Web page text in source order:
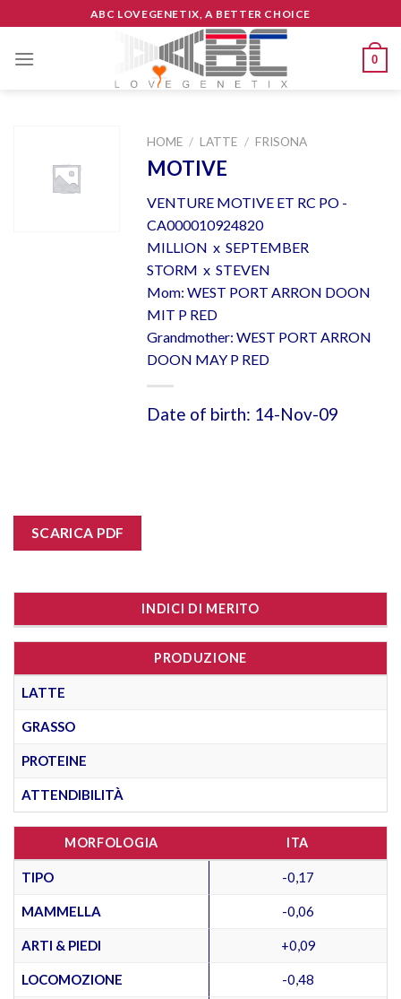
to
content
ABC LOVEGENETIX, A BETTER CHOICE
0
HOME / LATTE / FRISONA
MOTIVE
VENTURE MOTIVE ET RC PO -
CA000010924820
MILLION x SEPTEMBER
STORM x STEVEN
Mom: WEST PORT ARRON DOON
MIT P RED
Grandmother: WEST PORT ARRON
DOON MAY P RED
Date of birth: 14-Nov-09
SCARICA PDF
INDICI DI MERITO
PRODUZIONE
LATTE
GRASSO
PROTEINE
ATTENDIBILITÀ
MORFOLOGIA ITA
TIPO -0,17
MAMMELLA -0,06
ARTI & PIEDI +0,09
LOCOMOZIONE -0,48